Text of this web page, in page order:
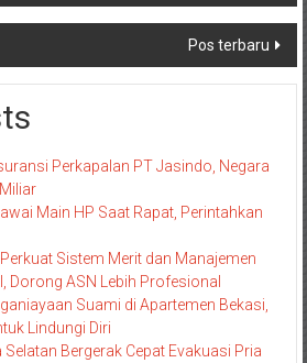
Pos terbaru
Perkapalan PT Jasindo, Negara
Main HP Saat Rapat, Perintahkan
Sistem Merit dan Manajemen
Dorong ASN Lebih Profesional
Suami di Apartemen Bekasi,
Lindungi Diri
Bergerak Cepat Evakuasi Pria